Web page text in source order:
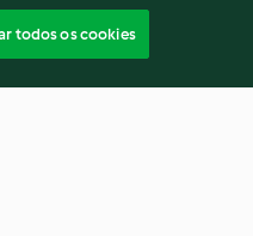
todos os cookies